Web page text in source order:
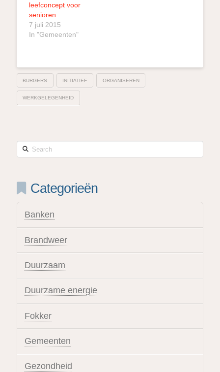
leefconcept voor
senioren
7 juli 2015
In "Gemeenten"
BURGERS INITIATIEF ORGANISEREN
WERKGELEGENHEID
Search
Categorieën
Banken
Brandweer
Duurzaam
Duurzame energie
Fokker
Gemeenten
Gezondheid